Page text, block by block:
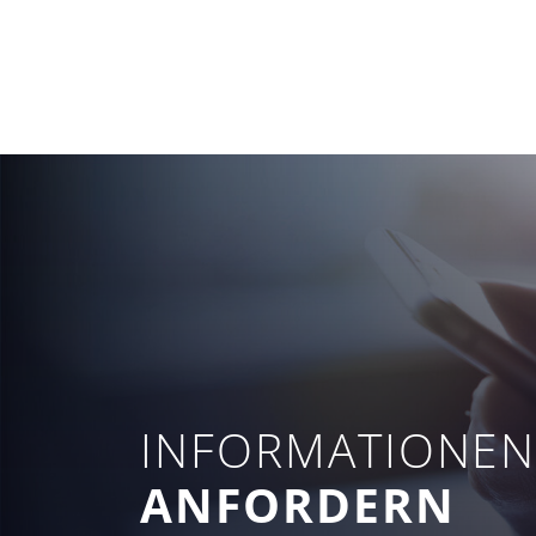
INFORMATIONEN
ANFORDERN